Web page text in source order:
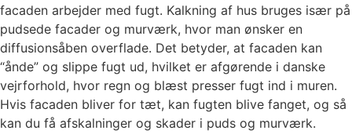
facaden arbejder med fugt. Kalkning af hus bruges især på
pudsede facader og murværk, hvor man ønsker en
diffusionsåben overflade. Det betyder, at facaden kan
“ånde” og slippe fugt ud, hvilket er afgørende i danske
vejrforhold, hvor regn og blæst presser fugt ind i muren.
Hvis facaden bliver for tæt, kan fugten blive fanget, og så
kan du få afskalninger og skader i puds og murværk.